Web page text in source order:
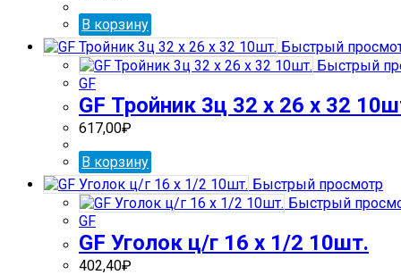
В корзину
Быстрый
Быстрый
GF
GF Тройник 3ц 32 х 26 х 32
617,00₽
В корзину
Быстрый просмотр
Быстрый
GF
GF Уголок ц/г 16 х 1/2 10шт.
402,40₽